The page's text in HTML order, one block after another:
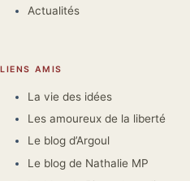
Actualités
LIENS AMIS
La vie des idées
Les amoureux de la liberté
Le blog d’Argoul
Le blog de Nathalie MP